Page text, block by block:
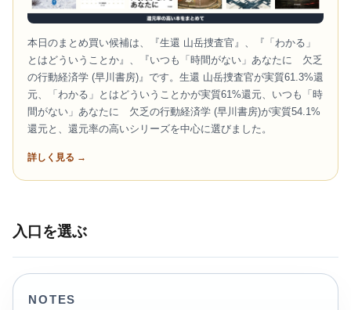
本日のまとめ買い候補は、『生還 山岳捜査官』、『「わかる」
とはどういうことか』、『いつも「時間がない」あなたに 欠乏
の行動経済学 (早川書房)』です。生還 山岳捜査官が実質61.3%還
元、「わかる」とはどういうことかが実質61%還元、いつも「時
間がない」あなたに 欠乏の行動経済学 (早川書房)が実質54.1%
還元と、還元率の高いシリーズを中心に選びました。
詳しく見る →
入口を選ぶ
NOTES